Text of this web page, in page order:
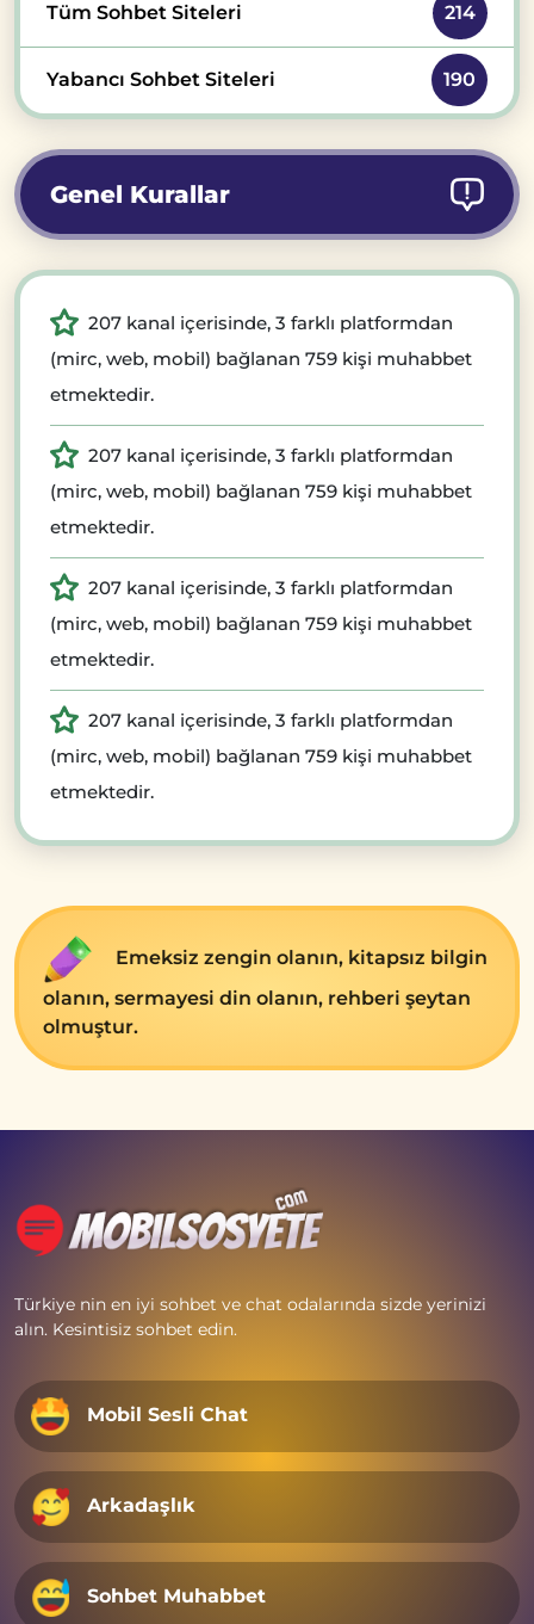
Tüm Sohbet Siteleri 214
Yabancı Sohbet Siteleri 190
Genel Kurallar
207 kanal içerisinde, 3 farklı platformdan
(mirc, web, mobil) bağlanan 759 kişi muhabbet
etmektedir.
207 kanal içerisinde, 3 farklı platformdan
(mirc, web, mobil) bağlanan 759 kişi muhabbet
etmektedir.
207 kanal içerisinde, 3 farklı platformdan
(mirc, web, mobil) bağlanan 759 kişi muhabbet
etmektedir.
207 kanal içerisinde, 3 farklı platformdan
(mirc, web, mobil) bağlanan 759 kişi muhabbet
etmektedir.
Emеksiz zеngin olanın, kitapsız bilgin
olanın, sеrmayеsi din olanın, rеhbеri şеytan
olmuştur.
Türkiye nin en iyi sohbet ve chat odalarında sizde yerinizi
alın. Kesintisiz sohbet edin.
Mobil Sesli Chat
Arkadaşlık
Sohbet Muhabbet